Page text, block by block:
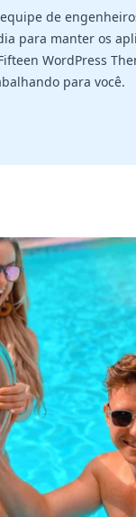
de
para manter os
WordPress
para você.